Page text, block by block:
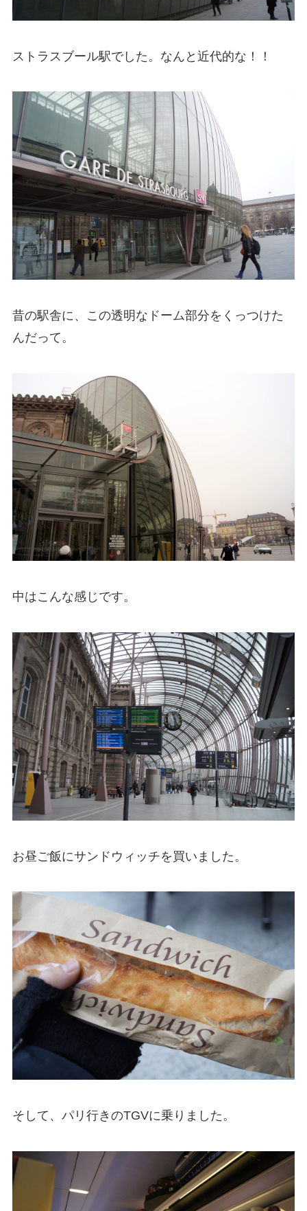
ストラスブール駅でした。なんと近代的な！！
昔の駅舎に、この透明なドーム部分をくっつけた
んだって。
中はこんな感じです。
お昼ご飯にサンドウィッチを買いました。
そして、パリ行きのTGVに乗りました。